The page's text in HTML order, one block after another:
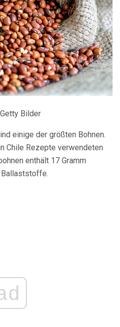
Bilder
einige der größten Bohnen.
Chile Rezepte verwendeten
enthält 17 Gramm
Ballaststoffe.